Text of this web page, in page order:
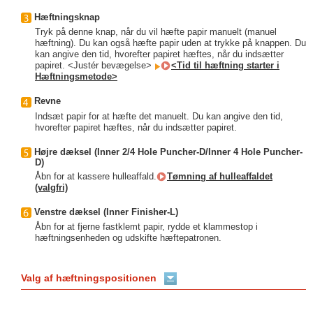
Hæftningsknap
Tryk på denne knap, når du vil hæfte papir manuelt (manuel
hæftning). Du kan også hæfte papir uden at trykke på knappen. Du
kan angive den tid, hvorefter papiret hæftes, når du indsætter
papiret. <Justér bevægelse>
<Tid til hæftning starter i
Hæftningsmetode>
Revne
Indsæt papir for at hæfte det manuelt. Du kan angive den tid,
hvorefter papiret hæftes, når du indsætter papiret.
Højre dæksel (Inner 2/4 Hole Puncher-D/Inner 4 Hole Puncher-
D)
Åbn for at kassere hulleaffald.
Tømning af hulleaffaldet
(valgfri)
Venstre dæksel (Inner Finisher-L)
Åbn for at fjerne fastklemt papir, rydde et klammestop i
hæftningsenheden og udskifte hæftepatronen.
Valg af hæftningspositionen